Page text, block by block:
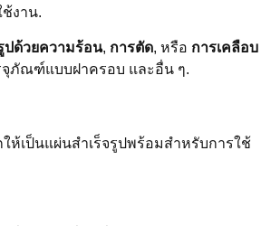
งาน.
ปด้วยความร้อน, การตัด, หรือ การเคลือบ
จุภัณฑ์แบบฝาครอบ และอื่น ๆ.
เป็นแผ่นสำเร็จรูปพร้อมสำหรับการใช้